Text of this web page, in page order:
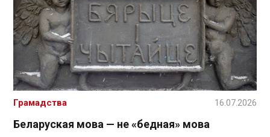
Беларуская мова — не «бедная» мова
Грамадства 16.07.2026